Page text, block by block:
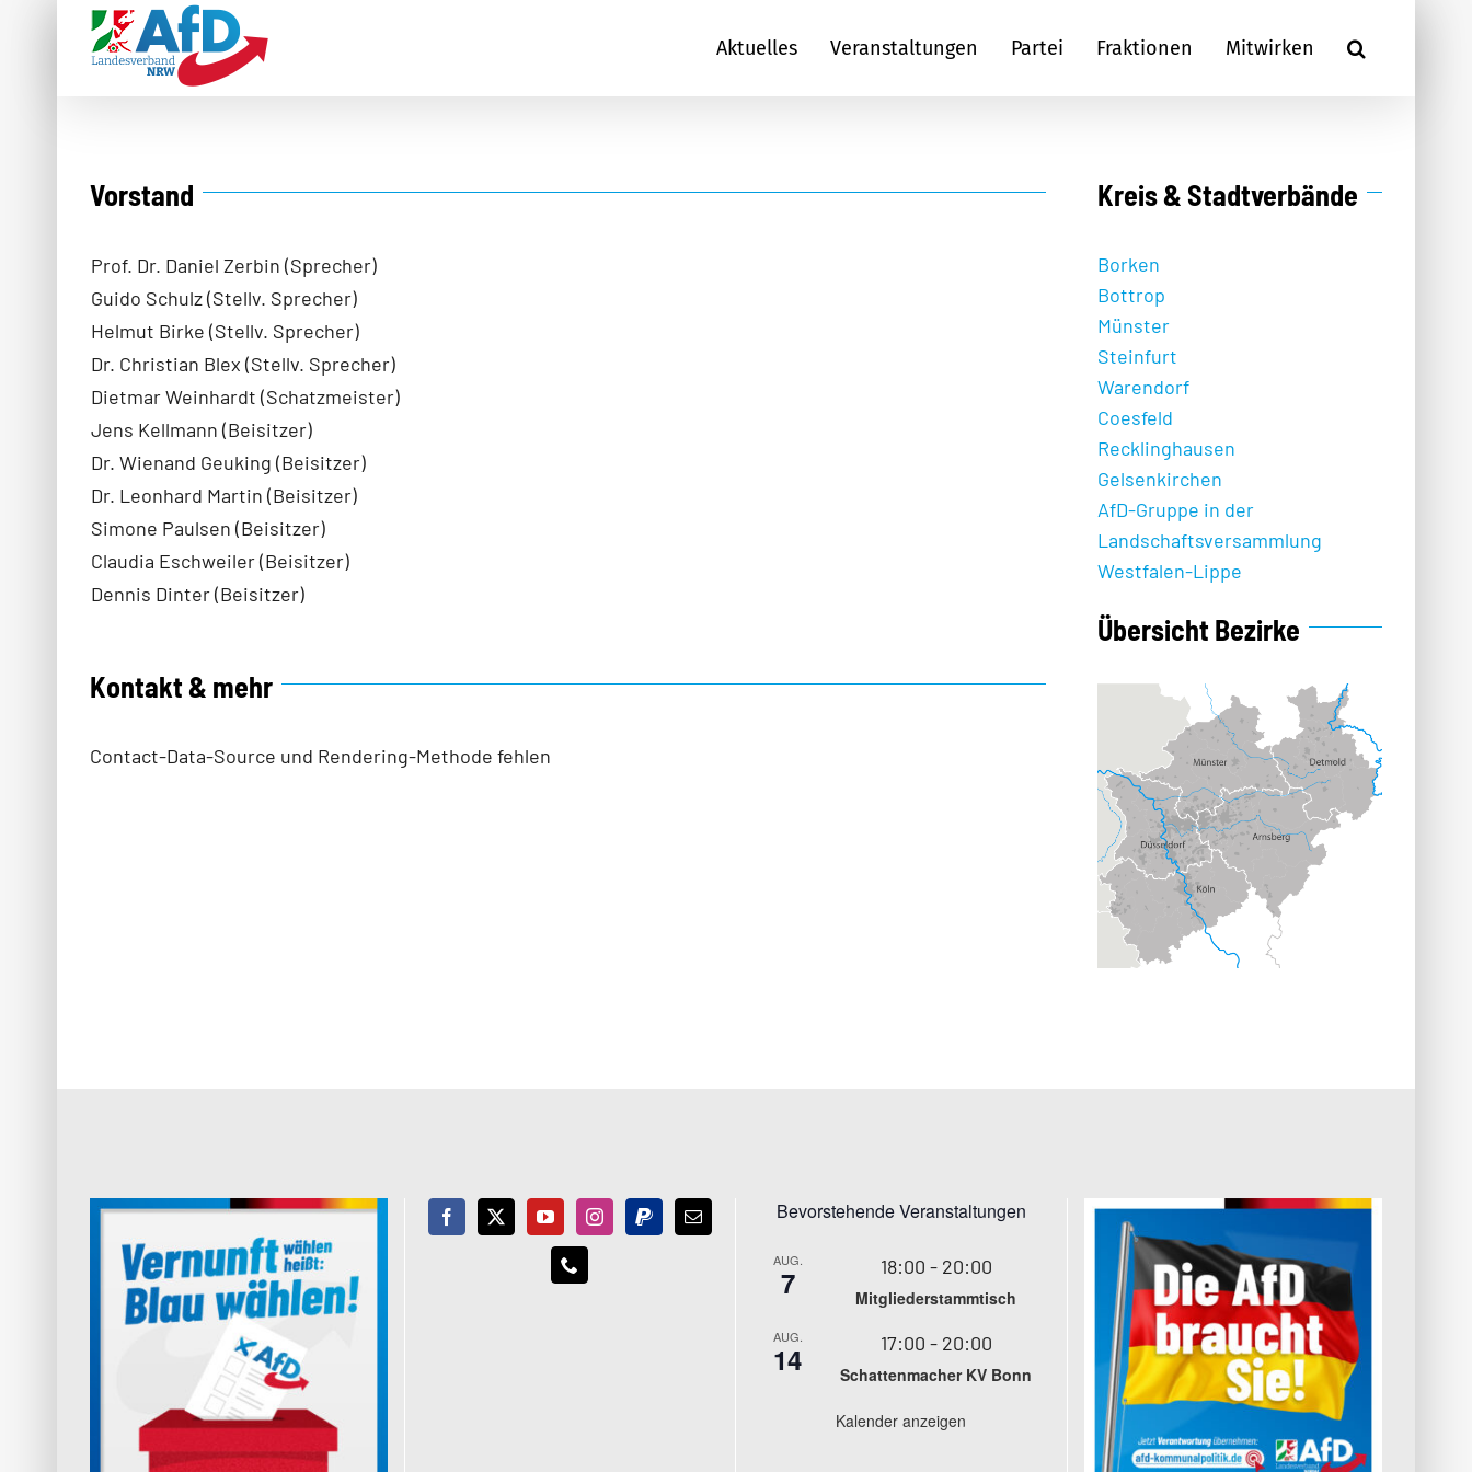
Aktuelles Veranstaltungen Partei Fraktionen Mitwirken
Vorstand
Prof. Dr. Daniel Zerbin (Sprecher)
Guido Schulz (Stellv. Sprecher)
Helmut Birke (Stellv. Sprecher)
Dr. Christian Blex (Stellv. Sprecher)
Dietmar Weinhardt (Schatzmeister)
Jens Kellmann (Beisitzer)
Dr. Wienand Geuking (Beisitzer)
Dr. Leonhard Martin (Beisitzer)
Simone Paulsen (Beisitzer)
Claudia Eschweiler (Beisitzer)
Dennis Dinter (Beisitzer)
Kontakt & mehr
Contact-Data-Source und Rendering-Methode fehlen
Kreis & Stadtverbände
Borken
Bottrop
Münster
Steinfurt
Warendorf
Coesfeld
Recklinghausen
Gelsenkirchen
AfD-Gruppe in der
Landschaftsversammlung
Westfalen-Lippe
Übersicht Bezirke
Bevorstehende Veranstaltungen
AUG.
7 18:00 - 20:00
Mitgliederstammtisch
AUG.
14 17:00 - 20:00
Schattenmacher KV Bonn
Kalender anzeigen